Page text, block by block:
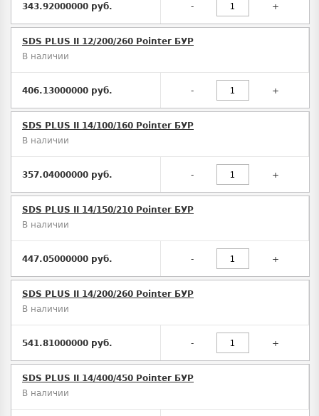
343.92000000 руб. - +
SDS PLUS II 12/200/260 Pointer БУР
В наличии
406.13000000 руб. - +
SDS PLUS II 14/100/160 Pointer БУР
В наличии
357.04000000 руб. - +
SDS PLUS II 14/150/210 Pointer БУР
В наличии
447.05000000 руб. - +
SDS PLUS II 14/200/260 Pointer БУР
В наличии
541.81000000 руб. - +
SDS PLUS II 14/400/450 Pointer БУР
В наличии